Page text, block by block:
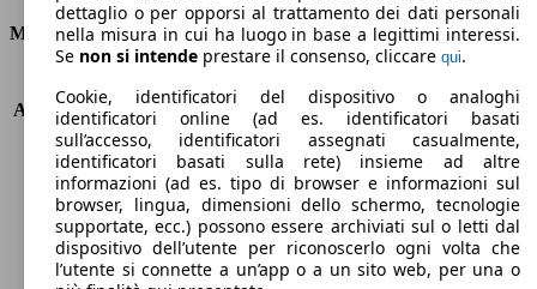
Motore e Prestazioni
Accelerazione (0-100 km/h)
8.7s
Velocità massima (km/h)
177 km/h
Numero di marce
Coppia
180 nm
Cilindrata
1987 ccm
Carburante
Elettrica/Benzina
Cilindri
4
dettaglio o per opporsi al trattamento dei dati personali
nella misura in cui ha luogo in base a legittimi interessi.
Se non si intende prestare il consenso, cliccare qui.
Cookie, identificatori del dispositivo o analoghi
identificatori online (ad es. identificatori basati
sull’accesso, identificatori assegnati casualmente,
identificatori basati sulla rete) insieme ad altre
informazioni (ad es. tipo di browser e informazioni sul
browser, lingua, dimensioni dello schermo, tecnologie
supportate, ecc.) possono essere archiviati sul o letti dal
dispositivo dell’utente per riconoscerlo ogni volta che
l’utente si connette a un’app o a un sito web, per una o